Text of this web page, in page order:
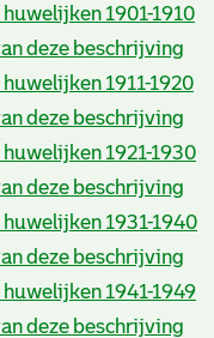
1901-1910
deze beschrijving
1911-1920
deze beschrijving
1921-1930
deze beschrijving
1931-1940
deze beschrijving
1941-1949
deze beschrijving